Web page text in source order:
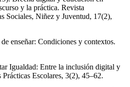
y la práctica. Revista
Sociales, Niñez y Juventud, 17(2),
enseñar: Condiciones y contextos.
Igualdad: Entre la inclusión digital y
Escolares, 3(2), 45–62.